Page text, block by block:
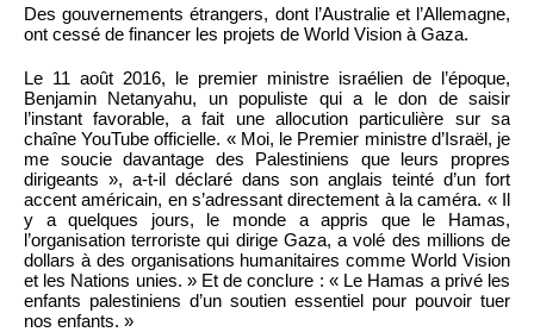
Des gouvernements étrangers, dont l’Australie et l’Allemagne,
ont cessé de financer les projets de World Vision à Gaza.
Le 11 août 2016, le premier ministre israélien de l’époque,
Benjamin Netanyahu, un populiste qui a le don de saisir
l’instant favorable, a fait une allocution particulière sur sa
chaîne YouTube officielle. « Moi, le Premier ministre d’Israël, je
me soucie davantage des Palestiniens que leurs propres
dirigeants », a-t-il déclaré dans son anglais teinté d’un fort
accent américain, en s’adressant directement à la caméra. « Il
y a quelques jours, le monde a appris que le Hamas,
l’organisation terroriste qui dirige Gaza, a volé des millions de
dollars à des organisations humanitaires comme World Vision
et les Nations unies. » Et de conclure : « Le Hamas a privé les
enfants palestiniens d’un soutien essentiel pour pouvoir tuer
nos enfants. »